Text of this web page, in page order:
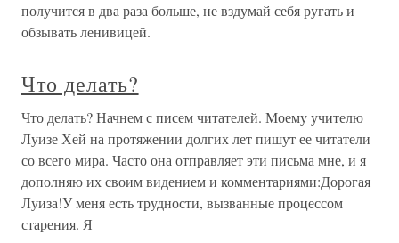
получится в два раза больше, не вздумай себя ругать и
обзывать ленивицей.
Что делать?
Что делать? Начнем с писем читателей. Моему учителю
Луизе Хей на протяжении долгих лет пишут ее читатели
со всего мира. Часто она отправляет эти письма мне, и я
дополняю их своим видением и комментариями:Дорогая
Луиза!У меня есть трудности, вызванные процессом
старения. Я